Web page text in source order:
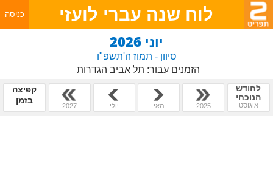
לוח שנה עברי לועזי כניסה
יוני 2026
סיוון - תמוז ה'תשפ"ו
הזמנים עבור: תל אביב הגדרות
לחודש
הנוכחי
אוגוסט 2025 מאי יולי 2027
קפיצה
בזמן